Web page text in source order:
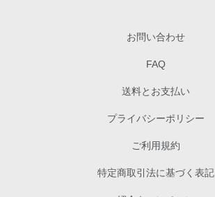
お問い合わせ
FAQ
送料とお支払い
プライバシーポリシー
ご利用規約
特定商取引法に基づく表記